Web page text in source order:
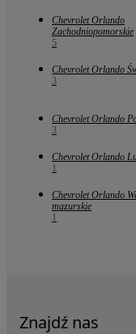
Chevrolet Orlando
Zachodniopomorskie
5
Chevrolet Orlando
3
Chevrolet Orlando
3
Chevrolet Orlando
1
Chevrolet Orlando
mazurskie
1
Znajdź nas